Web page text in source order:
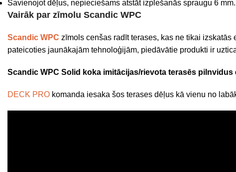
Savienojot dēļus, nepieciešams atstāt izplešanās spraugu 6 mm.
Vairāk par zīmolu Scandic WPC
Scandic WPC zīmols cenšas radīt terases, kas ne tikai
pateicoties jaunākajām tehnoloģijām, piedāvātie produkti ir
Scandic WPC Solid koka imitācijas/rievota terasēs pilnvidus
DECK PRO komanda iesaka šos terases dēļus kā vienu no